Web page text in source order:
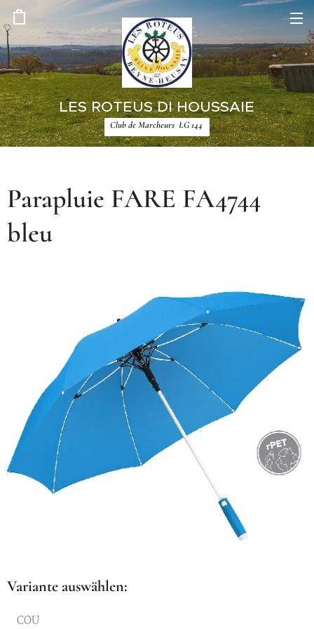
LES ROTEUS DI HOUSSAIE
Club de Marcheurs LG 144
Parapluie FARE FA4744
bleu
Variante auswählen:
COU